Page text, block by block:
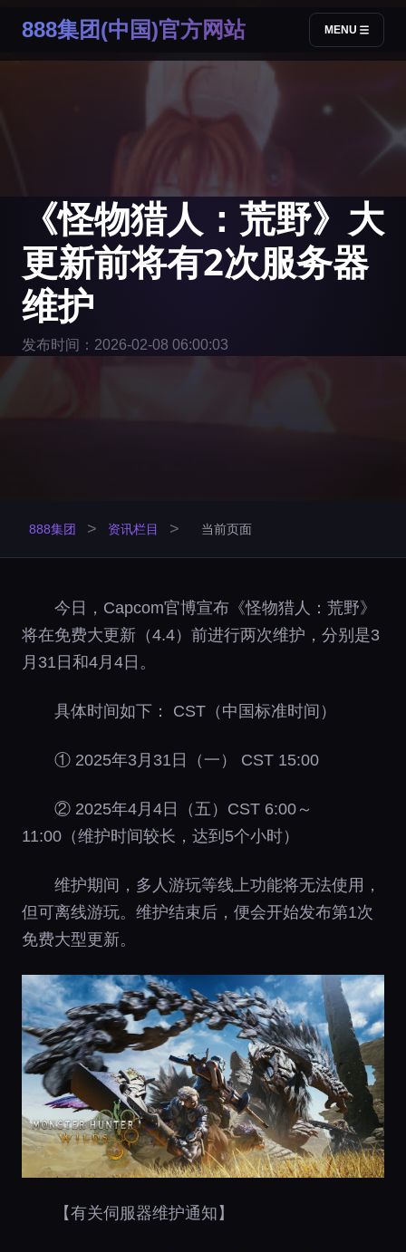
888集团(中国)官方网站 MENU
《怪物猎人：荒野》大
更新前将有2次服务器
维护
发布时间：2026-02-08 06:00:03
888集团 > 资讯栏目 > 当前页面
今日，Capcom官博宣布《怪物猎人：荒野》
将在免费大更新（4.4）前进行两次维护，分别是3
月31日和4月4日。
具体时间如下： CST（中国标准时间）
① 2025年3月31日（一） CST 15:00
② 2025年4月4日（五）CST 6:00～
11:00（维护时间较长，达到5个小时）
维护期间，多人游玩等线上功能将无法使用，
但可离线游玩。维护结束后，便会开始发布第1次
免费大型更新。
【有关伺服器维护通知】